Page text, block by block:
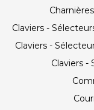
Claviers -
Claviers -
Claviers -